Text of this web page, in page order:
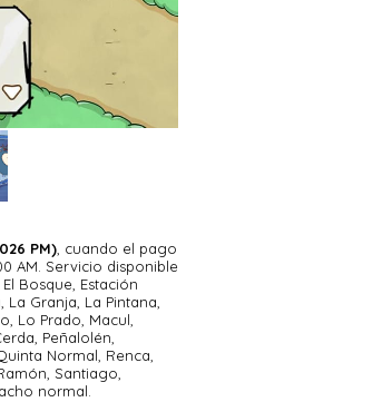
PM) , cuando el pago
AM. Servicio disponible
Bosque, Estación
Granja, La Pintana,
Lo Prado, Macul,
Peñalolén,
Normal, Renca,
Santiago,
normal.